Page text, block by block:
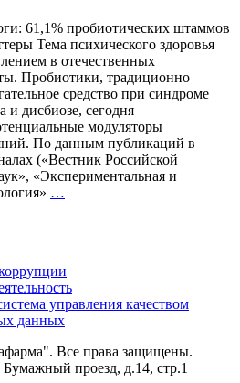
61,1% пробиотических штаммов
Тема психического здоровья
в отечественных
Пробиотики, традиционно
средство при синдроме
и дисбиозе, сегодня
модуляторы
По данным публикаций в
(«Вестник Российской
«Экспериментальная и
…
штаммов
влияют
на
нейротрансмиттеры
управления качеством
данных
Все права защищены.
проезд, д.14, стр.1